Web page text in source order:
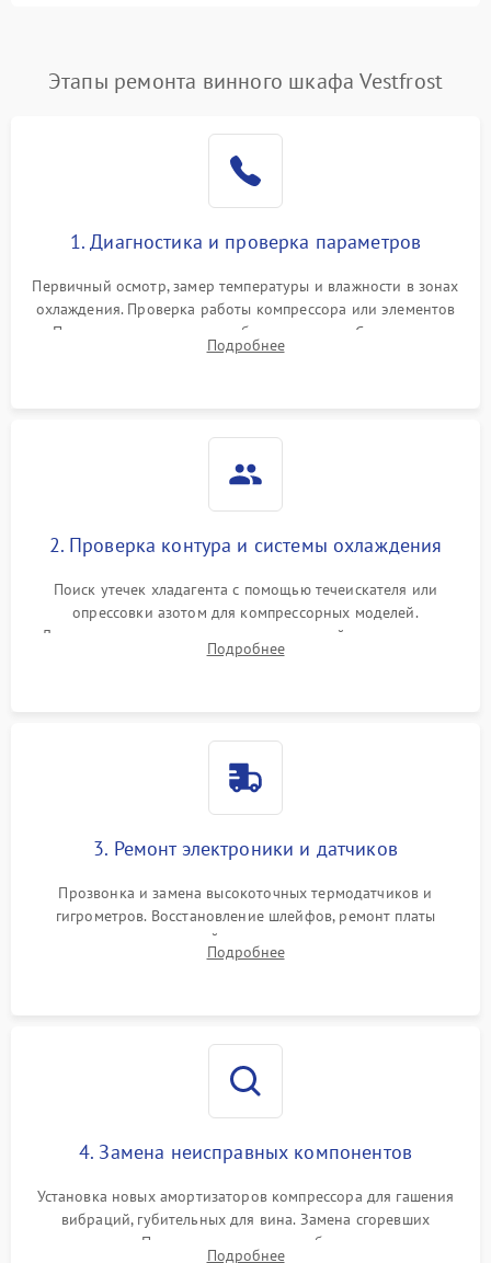
Этапы ремонта винного шкафа Vestfrost
1. Диагностика и проверка параметров
Первичный осмотр, замер температуры и влажности в зонах
охлаждения. Проверка работы компрессора или элементов
Пельтье, оценка уровня вибрации и шума. Считывание
ошибок с модуля управления.
Подробнее
2. Проверка контура и системы охлаждения
Поиск утечек хладагента с помощью течеискателя или
опрессовки азотом для компрессорных моделей.
Диагностика термоэлектрических модулей, радиаторов и
кулеров на предмет перегрева или выхода из строя.
Подробнее
3. Ремонт электроники и датчиков
Прозвонка и замена высокоточных термодатчиков и
гигрометров. Восстановление шлейфов, ремонт платы
управления, отвечающей за поддержание микроклимата.
Проверка систем защиты от УФ-излучения и подсветки.
Подробнее
4. Замена неисправных компонентов
Установка новых амортизаторов компрессора для гашения
вибраций, губительных для вина. Замена сгоревших
элементов Пельтье, вентиляторов обдува, угольных
Подробнее